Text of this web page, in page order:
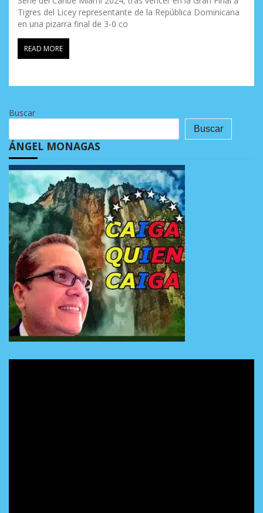
Tigres del Licey representante de la República Dominicana
en una pizarra final de 3-0 co
READ MORE
Buscar
Buscar
ÁNGEL MONAGAS